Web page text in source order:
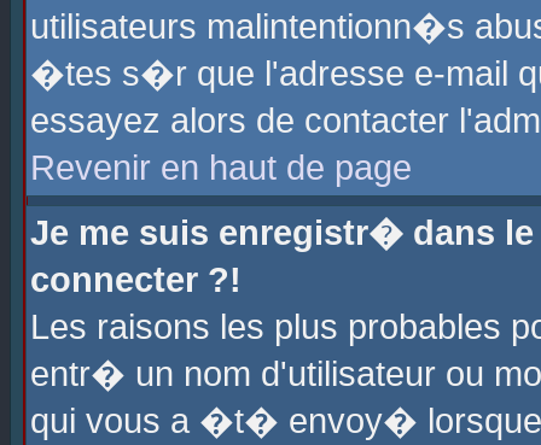
utilisateurs malintentionn�s
�tes s�r que l'adresse e-mail
essayez alors de contacter
Revenir en haut de page
Je me suis enregistr� dans
connecter ?!
Les raisons les plus probables
entr� un nom d'utilisateur ou
qui vous a �t� envoy�